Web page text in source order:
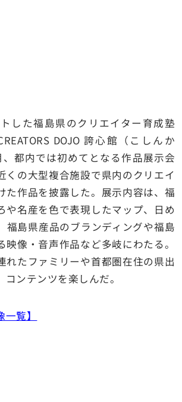
した福島県のクリエイター育成塾
DOJO 誇⼼館（こしんか
都内では初めてとなる作品展示会
くの大型複合施設で県内のクリエイ
た作品を披露した。展示内容は、福
や名産を色で表現したマップ、日め
福島県産品のブランディングや福島
映像・音声作品など多岐にわたる。
れたファミリーや首都圏在住の県出
ンテンツを楽しんだ。
覧】